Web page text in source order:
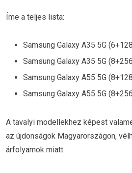
Íme a teljes lista:
Samsung Galaxy A35 5G
Samsung Galaxy A35 5G
Samsung Galaxy A55 5G
Samsung Galaxy A55 5G
A tavalyi modellekhez képest
az újdonságok Magyarországon,
árfolyamok miatt.